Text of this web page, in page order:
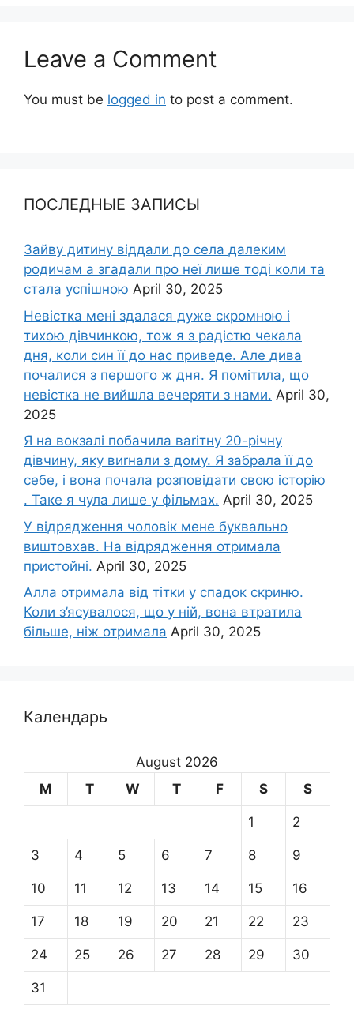
Leave a Comment
You must be logged in to post a comment.
ПОСЛЕДНЫЕ ЗАПИСЫ
Зайву дитину віддали до села далеким
родичам а згадали про неї лише тоді коли та
стала успішною April 30, 2025
Невістка мені здалася дуже скромною і
тихою дівчинкою, тож я з радістю чекала
дня, коли син її до нас приведе. Але дива
почалися з першого ж дня. Я помітила, що
невістка не вийшла вечеряти з нами. April 30,
2025
Я на вокзалі побачила ваrітну 20-річну
дівчину, яку виrнали з дому. Я забрала її до
себе, і вона почала розповідати свою історію
. Таке я чула лише у фільмах. April 30, 2025
У відрядження чоловік мене буквально
виштовхав. На відрядження отримала
пристойні. April 30, 2025
Алла отримала від тітки у спадок скриню.
Коли з’ясувалося, що у ній, вона втратила
більше, ніж отримала April 30, 2025
Календарь
August 2026
M
T W T F S S
1 2
3 4 5 6 7 8 9
10 11 12 13 14 15 16
17 18 19 20 21 22 23
24 25 26 27 28 29 30
31